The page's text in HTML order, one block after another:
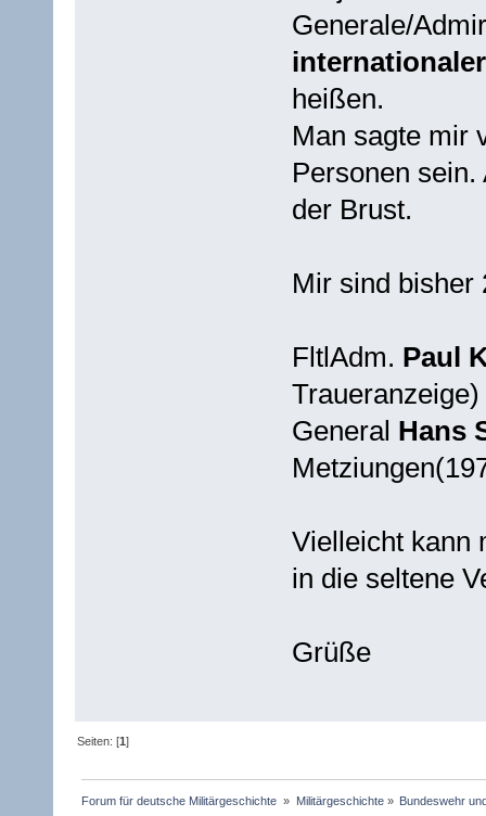
Generale/
heißen.
Man sagte mir
Personen
der Brust.
Mir sind bisher
FltlAdm. Paul
Traueranzeige)
General Hans
Vielleicht kann
in die seltene
Grüße
Seiten: [1]
Forum für deutsche Militärgeschichte » Militärgeschichte» Bundeswehr